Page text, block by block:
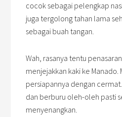
cocok sebagai pelengkap
juga tergolong tahan lama
sebagai buah tangan.
Wah, rasanya tentu
menjejakkan kaki ke Manado.
persiapannya dengan
dan berburu oleh-oleh pasti
menyenangkan.